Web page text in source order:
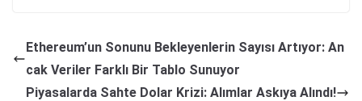
Ethereum’un Sonunu Bekleyenlerin Sayısı Artıyor: An
cak Veriler Farklı Bir Tablo Sunuyor
Piyasalarda Sahte Dolar Krizi: Alımlar Askıya Alındı!